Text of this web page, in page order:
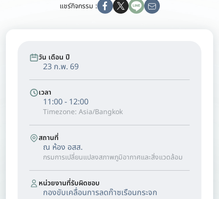
แชร์กิจกรรม :
วัน เดือน ปี
23 ก.พ. 69
เวลา
11:00 - 12:00
Timezone: Asia/Bangkok
สถานที่
ณ ห้อง อสส.
กรมการเปลี่ยนแปลงสภาพภูมิอากาศและสิ่งแวดล้อม
หน่วยงานที่รับผิดชอบ
กองขับเคลื่อนการลดก๊าซเรือนกระจก